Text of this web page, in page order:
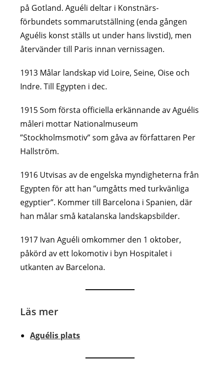
på Gotland. Aguéli deltar i Konstnärs-
förbundets sommarutställning (enda gången
Aguélis konst ställs ut under hans livstid), men
återvänder till Paris innan vernissagen.
1913 Målar landskap vid Loire, Seine, Oise och
Indre. Till Egypten i dec.
1915 Som första officiella erkännande av Aguélis
måleri mottar Nationalmuseum
”Stockholmsmotiv” som gåva av författaren Per
Hallström.
1916 Utvisas av de engelska myndigheterna från
Egypten för att han ”umgåtts med turkvänliga
egyptier”. Kommer till Barcelona i Spanien, där
han målar små katalanska landskapsbilder.
1917 Ivan Aguéli omkommer den 1 oktober,
påkörd av ett lokomotiv i byn Hospitalet i
utkanten av Barcelona.
Läs mer
Aguélis plats